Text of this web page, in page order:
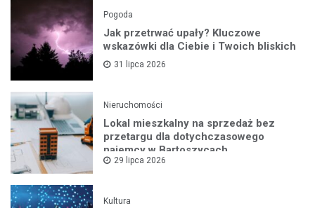
Pogoda
Jak przetrwać upały? Kluczowe
wskazówki dla Ciebie i Twoich bliskich
31 lipca 2026
Nieruchomości
Lokal mieszkalny na sprzedaż bez
przetargu dla dotychczasowego
najemcy w Bartoszycach
29 lipca 2026
Kultura